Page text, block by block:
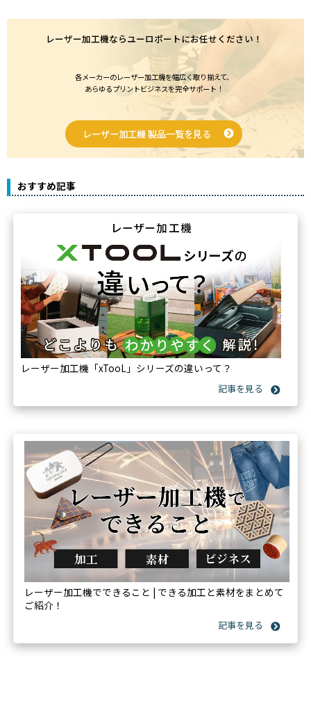
レーザー加工機ならユーロポートにお任せください！
各メーカーのレーザー加工機を幅広く取り揃えて、
あらゆるプリントビジネスを完全サポート！
レーザー加工機 製品一覧を見る
おすすめ記事
レーザー加工機「xTooL」シリーズの違いって？
レーザー加工機でできること | できる加工と素材をまとめて
ご紹介！